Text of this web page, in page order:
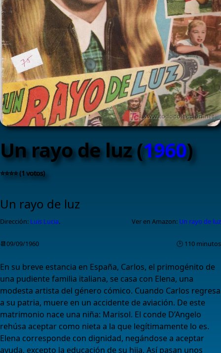
Un rayo de luz (1960)
⭐⭐⭐⭐ (1 votos)
Un rayo de luz
Dirección: Luis Lucia. Ver en Amazon: Un rayo de luz
📆09/09/1960 🕑 110 minutos
En su breve estancia en España, Carlos, el primogénito de
una pudiente familia italiana, se casa con Elena, una
modesta artista del género cómico. Cuando Carlos regresa
a su patria, muere en un accidente de aviación. De este
matrimonio nace una niña: Marisol. El conde D’Angelo
rehúsa aceptar como nieta a la que legítimamente lo es.
Elena corresponde con dignidad, negándose a aceptar
ayuda, excepto la educación de su hija. Así pasan unos